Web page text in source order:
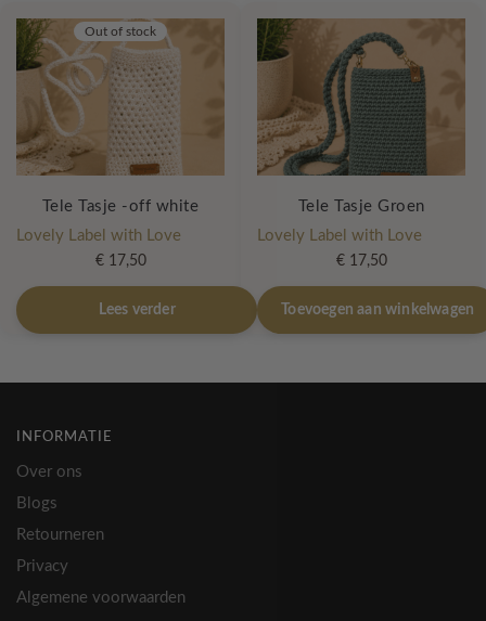
Out of stock
Tele Tasje -off white
Lovely Label with Love
€17,50
Lees verder
Tele Tasje Groen
Lovely Label with Love
€17,50
Toevoegen aan winkelwagen
INFORMATIE
Over ons
Blogs
Retourneren
Privacy
Algemene voorwaarden